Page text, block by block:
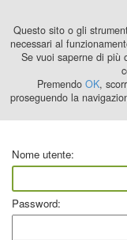
Nome utente:
Password:
Questo sito o gli
necessari al
Se vuoi saperne di più
Premendo OK,
proseguendo la